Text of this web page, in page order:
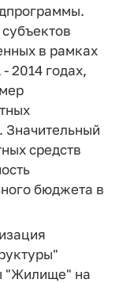
в рамках
2014 годах,
Значительный
средств
бюджета в
"Жилище" на